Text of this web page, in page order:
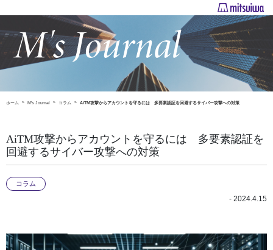
ホーム M's Journal コラム AiTM攻撃からアカウントを守るには 多要素認証を回避するサイバー攻撃への対策
AiTM攻撃からアカウントを守るには 多要素認証を
回避するサイバー攻撃への対策
コラム
- 2024.4.15